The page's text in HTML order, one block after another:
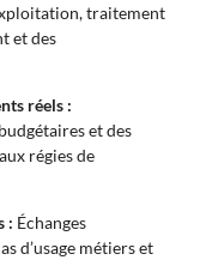
traitement
et des
réels :
et des
régies de
: Échanges
d’usage métiers et